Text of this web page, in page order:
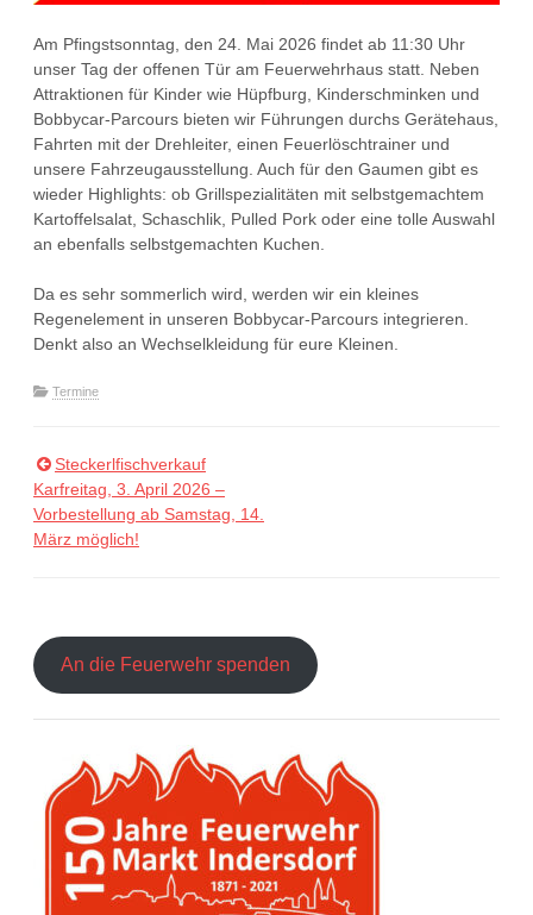
Am Pfingstsonntag, den 24. Mai 2026 findet ab 11:30 Uhr
unser Tag der offenen Tür am Feuerwehrhaus statt. Neben
Attraktionen für Kinder wie Hüpfburg, Kinderschminken und
Bobbycar-Parcours bieten wir Führungen durchs Gerätehaus,
Fahrten mit der Drehleiter, einen Feuerlöschtrainer und
unsere Fahrzeugausstellung. Auch für den Gaumen gibt es
wieder Highlights: ob Grillspezialitäten mit selbstgemachtem
Kartoffelsalat, Schaschlik, Pulled Pork oder eine tolle Auswahl
an ebenfalls selbstgemachten Kuchen.
Da es sehr sommerlich wird, werden wir ein kleines
Regenelement in unseren Bobbycar-Parcours integrieren.
Denkt also an Wechselkleidung für eure Kleinen.
Termine
Beitragsnavigation
Steckerlfischverkauf
Karfreitag, 3. April 2026 –
Vorbestellung ab Samstag, 14.
März möglich!
An die Feuerwehr spenden